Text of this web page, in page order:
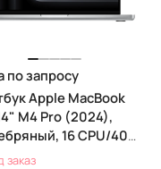
по запросу
Apple MacBook
M4 Pro (2024),
16 CPU/40
48 RAM 2ТБ SSD
заказ